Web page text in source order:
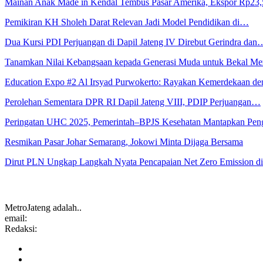
Pemikiran KH Sholeh Darat Relevan Jadi Model Pendidikan di…
Dua Kursi PDI Perjuangan di Dapil Jateng IV Direbut Gerindra
Tanamkan Nilai Kebangsaan kepada Generasi Muda untuk Bekal
Education Expo #2 Al Irsyad Purwokerto: Rayakan Kemerdekaan
Perolehan Sementara DPR RI Dapil Jateng VIII, PDIP Perjuangan…
Peringatan UHC 2025, Pemerintah–BPJS Kesehatan Mantapkan
Resmikan Pasar Johar Semarang, Jokowi Minta Dijaga Bersama
Dirut PLN Ungkap Langkah Nyata Pencapaian Net Zero Emission
MetroJateng adalah..
email:
Redaksi: